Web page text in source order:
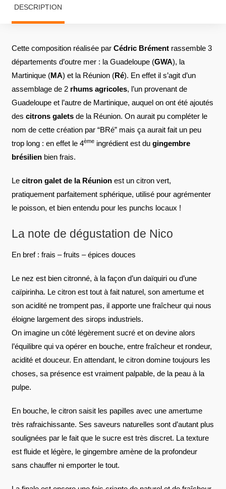
DESCRIPTION
Cette composition réalisée par Cédric Brémentrassemble 3
départements d’outre mer : la Guadeloupe (GWA), la
Martinique (MA) et la Réunion (Ré). En effet il s’agit d’un
assemblage de 2 rhums agricoles, l’un provenant de
Guadeloupe et l’autre de Martinique, auquel on ont été ajoutés
des citrons galetsde la Réunion. On aurait pu compléter le
nom de cette création par “BRé” mais ça aurait fait un peu
trop long : en effet le 4èmeingrédient est du gingembre
brésilienbien frais.
Le citron galet de la Réunionest un citron vert,
pratiquement parfaitement sphérique, utilisé pour agrémenter
le poisson, et bien entendu pour les punchs locaux !
La note de dégustation de Nico
En bref : frais – fruits – épices douces
Le nez est bien citronné, à la façon d’un daïquiri ou d’une
caïpirinha. Le citron est tout à fait naturel, son amertume et
son acidité ne trompent pas, il apporte une fraîcheur qui nous
éloigne largement des sirops industriels.
On imagine un côté légèrement sucré et on devine alors
l’équilibre qui va opérer en bouche, entre fraîcheur et rondeur,
acidité et douceur. En attendant, le citron domine toujours les
choses, sa présence est vraiment palpable, de la peau à la
pulpe.
En bouche, le citron saisit les papilles avec une amertume
très rafraichissante. Ses saveurs naturelles sont d’autant plus
soulignées par le fait que le sucre est très discret. La texture
est fluide et légère, le gingembre amène de la profondeur
sans chauffer ni emporter le tout.